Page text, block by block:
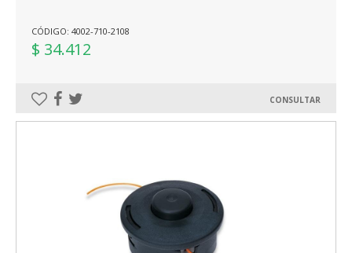
CÓDIGO: 4002-710-2108
$ 34.412
CONSULTAR